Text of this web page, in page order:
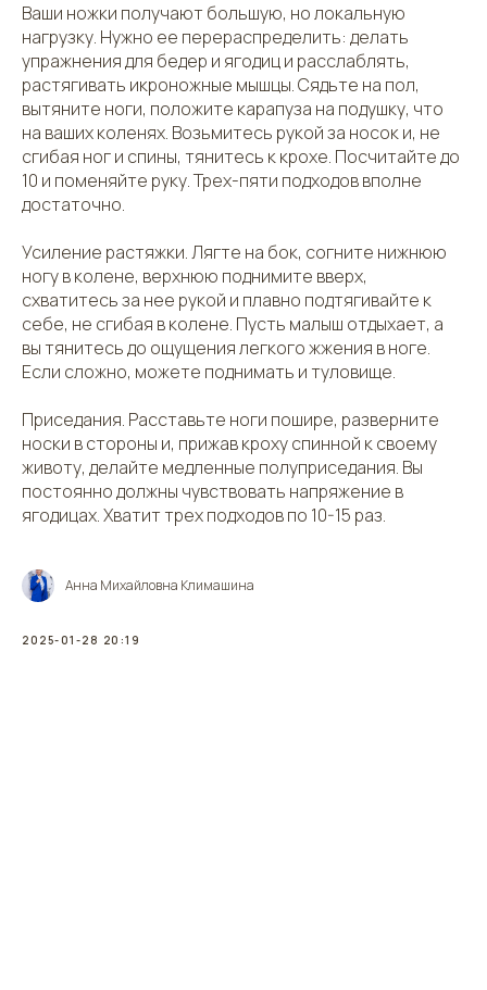
Ваши ножки получают большую, но локальную
нагрузку. Нужно ее перераспределить: делать
упражнения для бедер и ягодиц и расслаблять,
растягивать икроножные мышцы. Сядьте на пол,
вытяните ноги, положите карапуза на подушку, что
на ваших коленях. Возьмитесь рукой за носок и, не
сгибая ног и спины, тянитесь к крохе. Посчитайте до
10 и поменяйте руку. Трех-пяти подходов вполне
достаточно.
Усиление растяжки. Лягте на бок, согните нижнюю
ногу в колене, верхнюю поднимите вверх,
схватитесь за нее рукой и плавно подтягивайте к
себе, не сгибая в колене. Пусть малыш отдыхает, а
вы тянитесь до ощущения легкого жжения в ноге.
Если сложно, можете поднимать и туловище.
Приседания. Расставьте ноги пошире, разверните
носки в стороны и, прижав кроху спинной к своему
животу, делайте медленные полуприседания. Вы
постоянно должны чувствовать напряжение в
ягодицах. Хватит трех подходов по 10-15 раз.
Анна Михайловна Климашина
2025-01-28 20:19